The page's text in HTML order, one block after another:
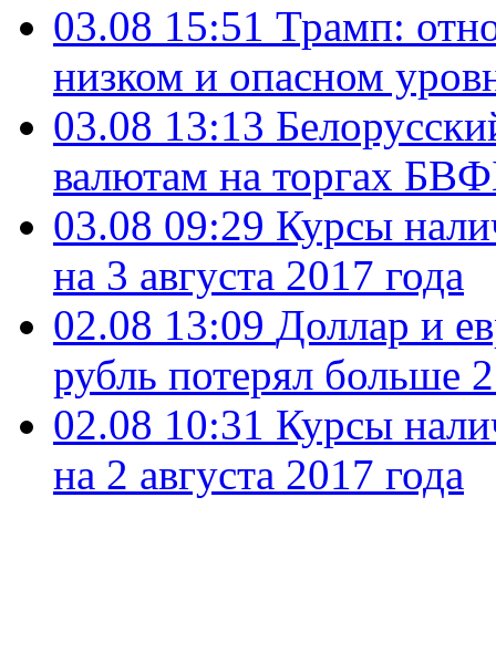
03.08 15:51 Трамп:
низком и опасном
03.08 13:13
валютам на торгах
03.08 09:29 Курсы
на 3 августа 2017 года
02.08 13:09 Доллар и
рубль потерял больше
02.08 10:31 Курсы
на 2 августа 2017 года